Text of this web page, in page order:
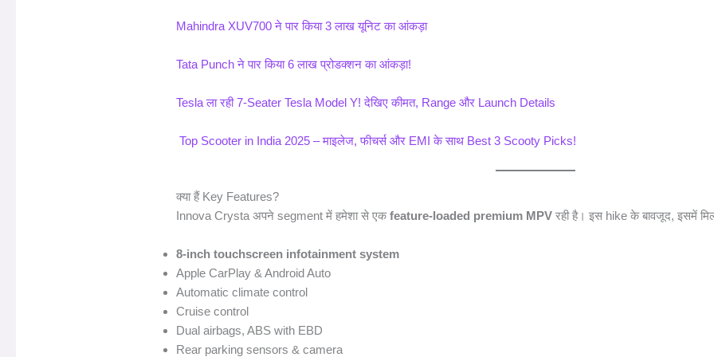
Mahindra XUV700 ने पार किया 3 लाख यूनिट का आंकड़ा
Tata Punch ने पार किया 6 लाख प्रोडक्शन का आंकड़ा!
Tesla ला रही 7-Seater Tesla Model Y! देखिए कीमत, Range और Launch Details
Top Scooter in India 2025 – माइलेज, फीचर्स और EMI के साथ Best 3 Scooty Picks!
क्या हैं Key Features?
Innova Crysta अपने segment में हमेशा से एकfeature-loaded premium MPVरही है। इस hike के बावजूद, इसमें
8-inch touchscreen infotainment system
Apple CarPlay & Android Auto
Automatic climate control
Cruise control
Dual airbags, ABS with EBD
Rear parking sensors & camera